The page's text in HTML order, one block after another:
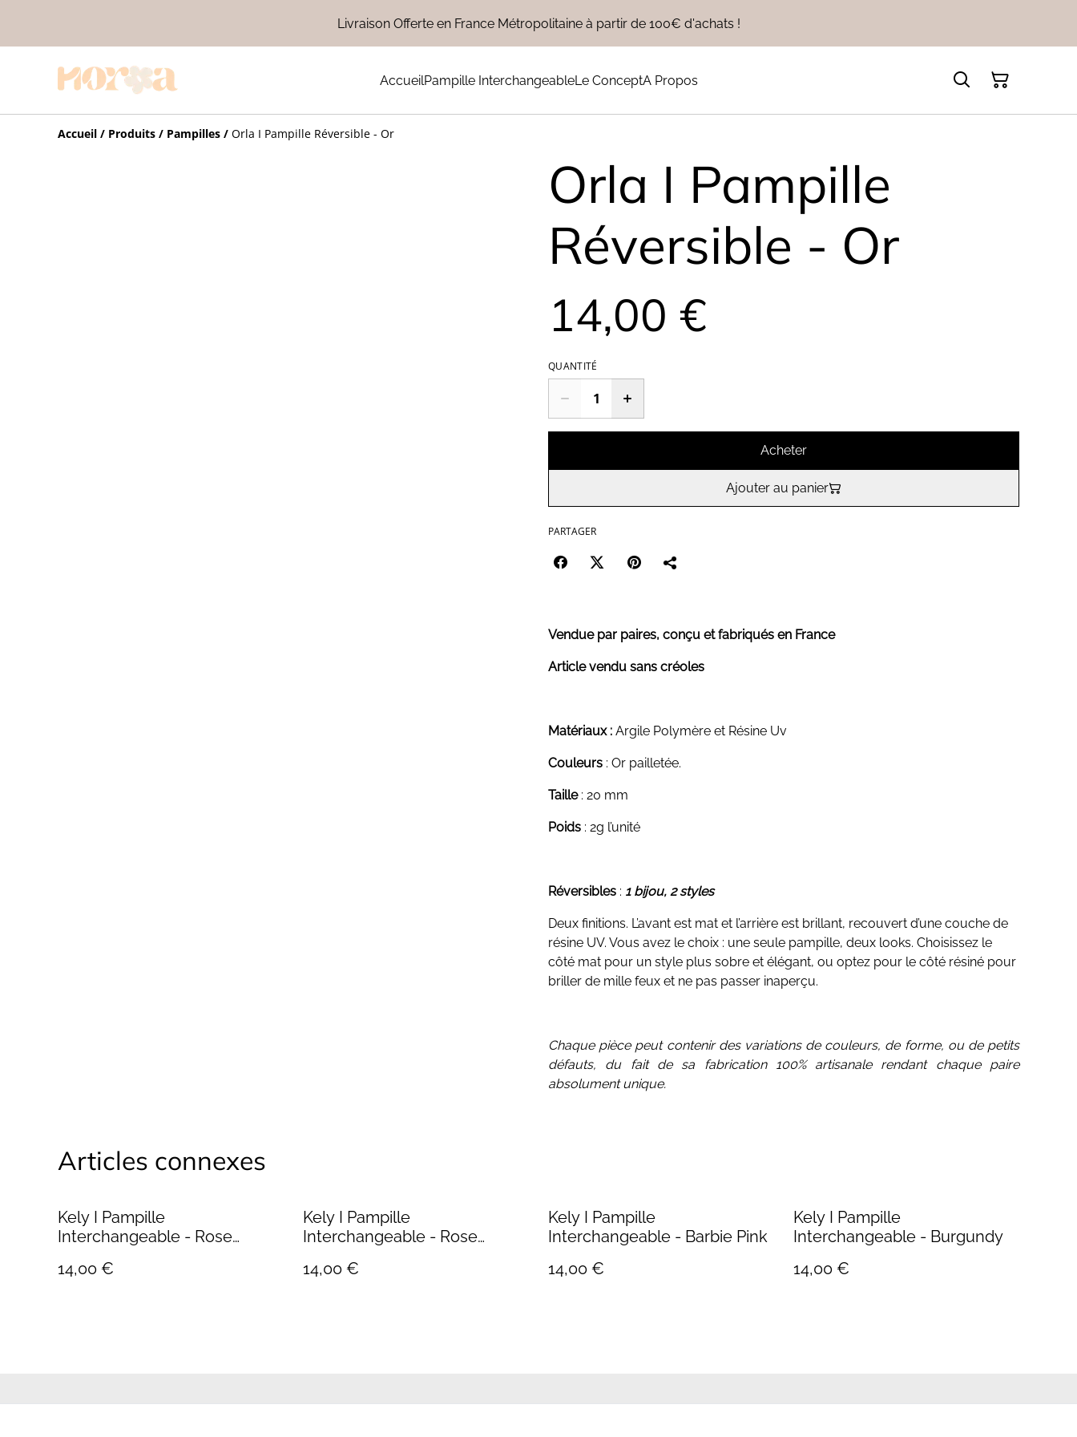
Livraison Offerte en France Métropolitaine à partir de 100€ d'achats !
AccueilPampille InterchangeableLe ConceptA Propos
Accueil / Produits / Pampilles / Orla I Pampille Réversible - Or
Orla I Pampille
Réversible - Or
14,00 €
QUANTITÉ
Acheter
Ajouter au panier
PARTAGER
Vendue par paires, conçu et fabriqués en France
Article vendu sans créoles
Matériaux : Argile Polymère et Résine Uv
Couleurs : Or pailletée.
Taille: 20 mm
Poids : 2g l’unité
Réversibles : 1 bijou, 2 styles
Deux finitions. L’avant est mat et l’arrière est brillant, recouvert d’une couche de
résine UV. Vous avez le choix : une seule pampille, deux looks. Choisissez le
côté mat pour un style plus sobre et élégant, ou optez pour le côté résiné pour
briller de mille feux et ne pas passer inaperçu.
Chaque pièce peut contenir des variations de couleurs, de forme, ou de petits
défauts, du fait de sa fabrication 100% artisanale rendant chaque paire
absolument unique.
Articles connexes
Kely I Pampille
Interchangeable - Rose
14,00 €
Kely I Pampille
Interchangeable - Rose
14,00 €
Kely I Pampille
Interchangeable - Barbie Pink
14,00 €
Kely I Pampille
Interchangeable - Burgundy
14,00 €